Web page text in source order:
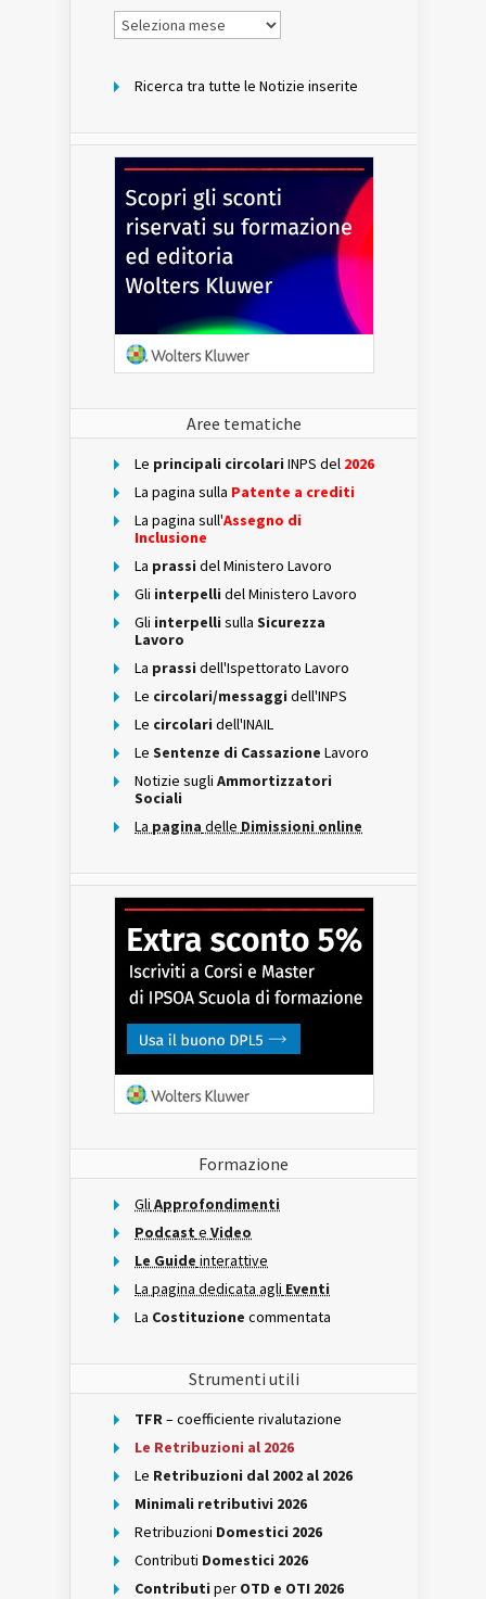
Notizie
per
Ricerca tra tutte le Notizie inserite
Aree tematiche
Le principali circolari INPS del 2026
La pagina sulla Patente a crediti
La pagina sull'Assegno di
Inclusione
La prassi del Ministero Lavoro
Gli interpelli del Ministero Lavoro
Gli interpelli sulla Sicurezza
Lavoro
La prassi dell'Ispettorato Lavoro
Le circolari/messaggi dell'INPS
Le circolari dell'INAIL
Le Sentenze di Cassazione Lavoro
Notizie sugli Ammortizzatori
Sociali
La pagina delle Dimissioni online
Formazione
Gli Approfondimenti
Podcast e Video
Le Guide interattive
La pagina dedicata agli Eventi
La Costituzione commentata
Strumenti utili
TFR– coefficiente rivalutazione
Le Retribuzioni al 2026
Le Retribuzioni dal 2002 al 2026
Minimali retributivi 2026
Retribuzioni Domestici 2026
Contributi Domestici 2026
Contributi per OTD e OTI 2026